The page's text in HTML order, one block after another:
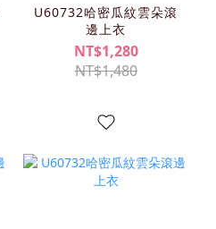
U60732哈密瓜紋雲朵滾
邊上衣
NT$1,280
NT$1,480